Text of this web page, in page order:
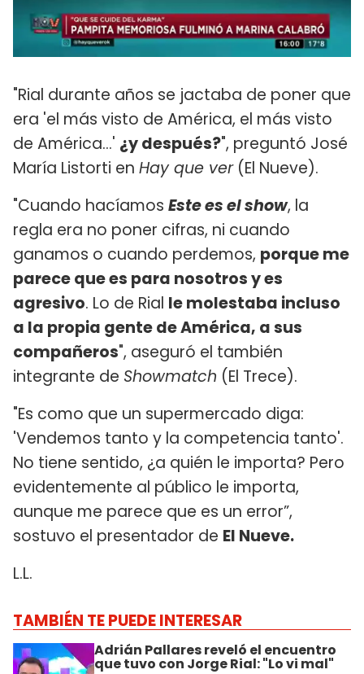
"Rial durante años se jactaba de poner que
era 'el más visto de América, el más visto
de América...' ¿y después?", preguntó José
María Listorti en Hay que ver(El Nueve).
"Cuando hacíamos Este es el show, la
regla era no poner cifras, ni cuando
ganamos o cuando perdemos, porque me
parece que es para nosotros y es
agresivo. Lo de Rial le molestaba incluso
a la propia gente de América, a sus
compañeros", aseguró el también
integrante de Showmatch (El Trece).
"Es como que un supermercado diga:
'Vendemos tanto y la competencia tanto'.
No tiene sentido, ¿a quién le importa? Pero
evidentemente al público le importa,
aunque me parece que es un error”,
sostuvo el presentador de El Nueve.
L.L.
TAMBIÉN TE PUEDE INTERESAR
Adrián Pallares reveló el encuentro
que tuvo con Jorge Rial: "Lo vi mal"